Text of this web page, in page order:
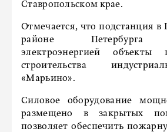
Ставропольском крае.
Отмечается, что подстанция в
районе Петербурга
электроэнергией объекты
строительства
«Марьино».
Силовое оборудование
размещено в закрытых
позволяет обеспечить